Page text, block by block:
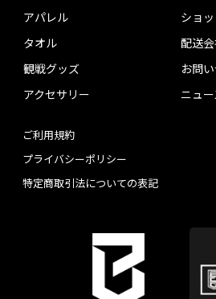
アパレル
タオル
観戦グッズ
アクセサリー
ショ
配送
お問
ニュー
ご利用規約
プライバシーポリシー
特定商取引法についての表記